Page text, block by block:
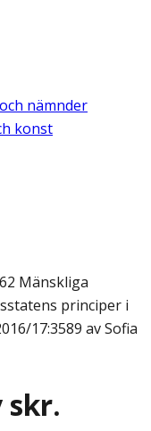
nämnder
konst
Mänskliga
principer i
17:3589 av Sofia
skr.